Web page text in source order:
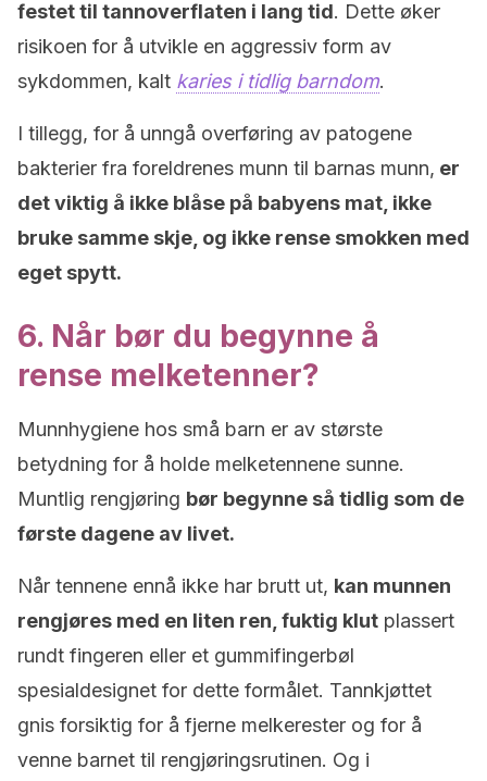
festet til tannoverflaten i lang tid. Dette øker
risikoen for å utvikle en aggressiv form av
sykdommen, kalt karies i tidlig barndom.
I tillegg, for å unngå overføring av patogene
bakterier fra foreldrenes munn til barnas munn, er
det viktig å ikke blåse på babyens mat, ikke
bruke samme skje, og ikke rense smokken med
eget spytt.
6. Når bør du begynne å
rense melketenner?
Munnhygiene hos små barn er av største
betydning for å holde melketennene sunne.
Muntlig rengjøring bør begynne så tidlig som de
første dagene av livet.
Når tennene ennå ikke har brutt ut, kan munnen
rengjøres med en liten ren, fuktig klut plassert
rundt fingeren eller et gummifingerbøl
spesialdesignet for dette formålet. Tannkjøttet
gnis forsiktig for å fjerne melkerester og for å
venne barnet til rengjøringsrutinen. Og i